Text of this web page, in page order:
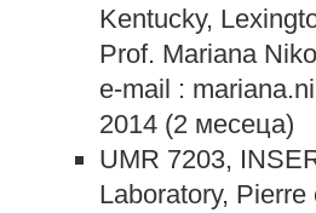
Kentucky,
Prof. Mariana
e-mail :
2014 (2 месеца)
UMR 7203,
Laboratory,